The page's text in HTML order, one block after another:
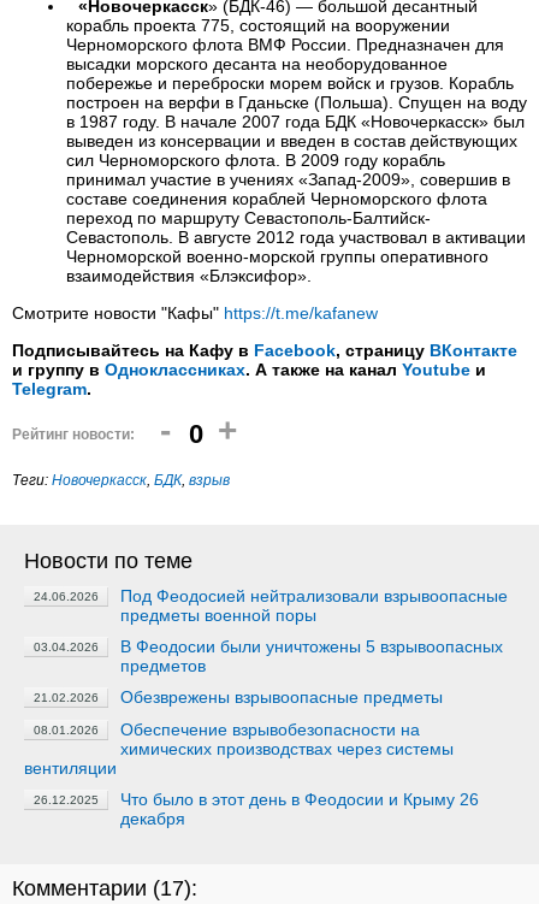
«Новочеркасск» (БДК-46) — большой десантный
корабль проекта 775, состоящий на вооружении
Черноморского флота ВМФ России. Предназначен для
высадки морского десанта на необорудованное
побережье и переброски морем войск и грузов. Корабль
построен на верфи в Гданьске (Польша). Спущен на воду
в 1987 году. В начале 2007 года БДК «Новочеркасск» был
выведен из консервации и введен в состав действующих
сил Черноморского флота. В 2009 году корабль
принимал участие в учениях «Запад-2009», совершив в
составе соединения кораблей Черноморского флота
переход по маршруту Севастополь-Балтийск-
Севастополь. В августе 2012 года участвовал в активации
Черноморской военно-морской группы оперативного
взаимодействия «Блэксифор».
Смотрите новости "Кафы" https://t.me/kafanew
Подписывайтесь на Кафу в Facebook, страницу ВКонтакте
и группу в Одноклассниках. А также на канал Youtube и
Telegram.
Рейтинг новости: - 0 +
Теги: Новочеркасск, БДК, взрыв
Новости по теме
24.06.2026
Под Феодосией нейтрализовали взрывоопасные
предметы военной поры
03.04.2026
В Феодосии были уничтожены 5 взрывоопасных
предметов
21.02.2026 Обезврежены взрывоопасные предметы
08.01.2026
Обеспечение взрывобезопасности на
химических производствах через системы
вентиляции
26.12.2025
Что было в этот день в Феодосии и Крыму 26
декабря
Комментарии (17):